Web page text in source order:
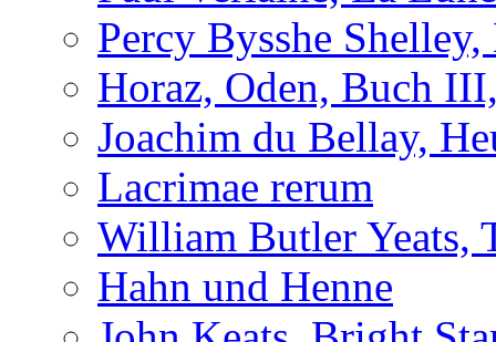
Percy Bysshe
Horaz, Oden, Buch
Joachim du Bellay,
Lacrimae rerum
William Butler Yeats,
Hahn und Henne